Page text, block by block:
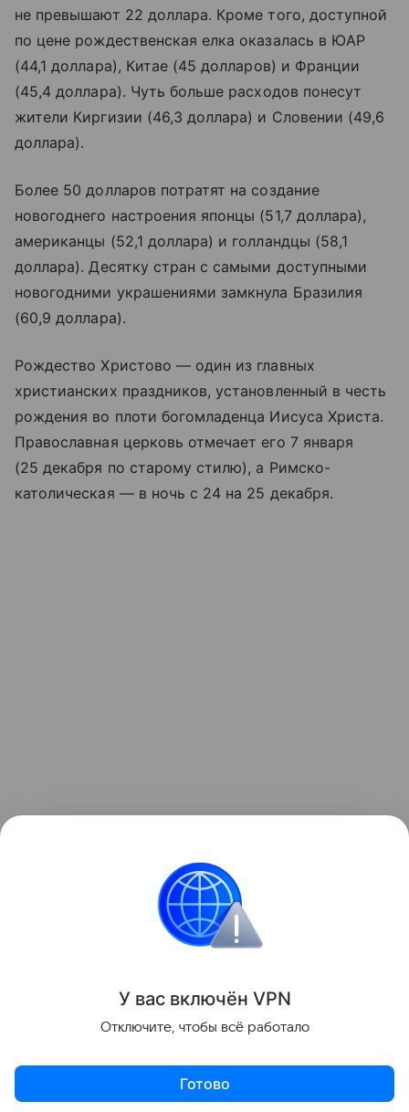
не превышают 22 доллара. Кроме того, доступной
по цене рождественская елка оказалась в ЮАР
(44,1 доллара), Китае (45 долларов) и Франции
(45,4 доллара). Чуть больше расходов понесут
жители Киргизии (46,3 доллара) и Словении (49,6
доллара).
Более 50 долларов потратят на создание
новогоднего настроения японцы (51,7 доллара),
американцы (52,1 доллара) и голландцы (58,1
доллара). Десятку стран с самыми доступными
новогодними украшениями замкнула Бразилия
(60,9 доллара).
Рождество Христово — один из главных
христианских праздников, установленный в честь
рождения во плоти богомладенца Иисуса Христа.
Православная церковь отмечает его 7 января
(25 декабря по старому стилю), а Римско-
католическая — в ночь с 24 на 25 декабря.
Данная информация носит исключительно
информационный (ознакомительный) характер
и не является индивидуальной инвестиционной
У вас включён VPN
Отключите, чтобы всё работало
Готово